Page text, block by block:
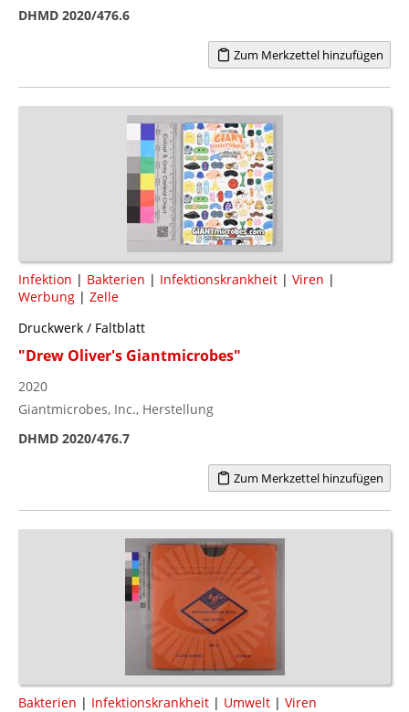
DHMD 2020/476.6
Zum Merkzettel hinzufügen
Infektion | Bakterien | Infektionskrankheit | Viren |
Werbung | Zelle
Druckwerk / Faltblatt
"Drew Oliver's Giantmicrobes"
2020
Giantmicrobes, Inc., Herstellung
DHMD 2020/476.7
Zum Merkzettel hinzufügen
Bakterien | Infektionskrankheit | Umwelt | Viren